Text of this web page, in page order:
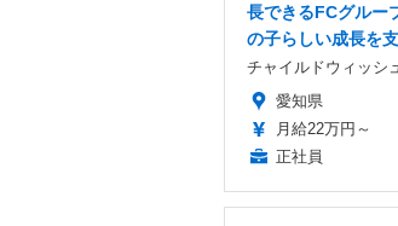
長できるFCグルー
の子らしい成長を
チャイルドウィッシ
愛知県
月給22万円～
正社員